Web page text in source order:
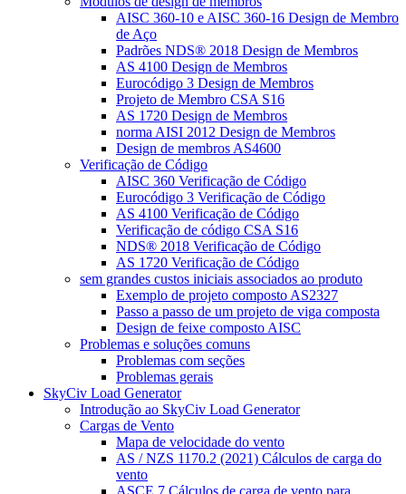
AISC 360-10 e AISC 360-16 Design de Membro
de Aço
Padrões NDS® 2018 Design de Membros
AS 4100 Design de Membros
Eurocódigo 3 Design de Membros
Projeto de Membro CSA S16
AS 1720 Design de Membros
norma AISI 2012 Design de Membros
Design de membros AS4600
Verificação de Código
AISC 360 Verificação de Código
Eurocódigo 3 Verificação de Código
AS 4100 Verificação de Código
Verificação de código CSA S16
NDS® 2018 Verificação de Código
AS 1720 Verificação de Código
sem grandes custos iniciais associados ao produto
Exemplo de projeto composto AS2327
Passo a passo de um projeto de viga composta
Design de feixe composto AISC
Problemas e soluções comuns
Problemas com seções
Problemas gerais
SkyCiv Load Generator
Introdução ao SkyCiv Load Generator
Cargas de Vento
Mapa de velocidade do vento
AS / NZS 1170.2 (2021) Cálculos de carga do
vento